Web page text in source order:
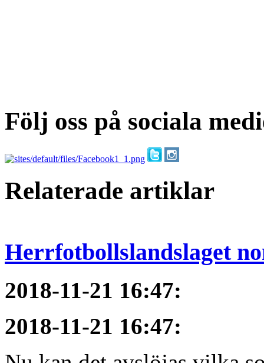
Följ oss på sociala
Relaterade artiklar
Herrfotbollslandslaget
2018-11-21 16:47:
2018-11-21 16:47: